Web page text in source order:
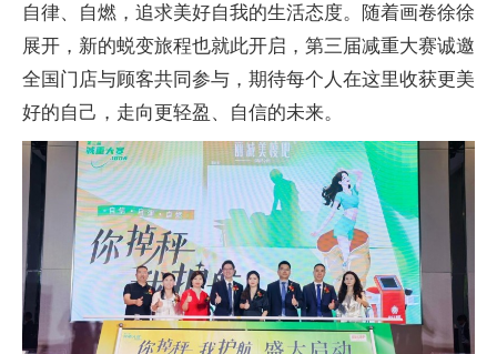
自律、自燃，追求美好自我的生活态度。随着画卷徐徐
展开，新的蜕变旅程也就此开启，第三届减重大赛诚邀
全国门店与顾客共同参与，期待每个人在这里收获更美
好的自己，走向更轻盈、自信的未来。